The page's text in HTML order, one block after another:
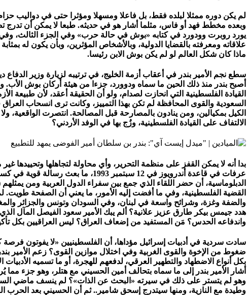
لم يكن دوره ممثلا لبلده فقط، بل فاعلا ومسهلا ومؤثرا حتى في
وبعده مخطط فهد أو فاس، مثلما أشار هو في حديثه. طبعا لا يمكن أن تدرج
علاقاته ومعرفته بالقضايا الدولية، وبالأشخاص المؤثرين، وبأن يكون له
ماذا كان شكل العالم لو لم يكن بوش الابن رئيسا.
سطع نجم الأمير بندر في أعقاب أزمة الخليج، في ترتيبه لزيارة وزير
أصبح بندر منذ ذلك الحين ما سماه ودوورد، جزءا من هيئة أركان بوش
القيادة الفلسطينية التي انحازت لصدام، ولو أن الحقيقة أعقد، لأن
السعودية والقوى المحافظة لم تكن بهذا التمييز، وكانت ترى انسحاب
الكيل بمكيالين، ومن ينادون بالمصارحة قبل المصالحة. انتصرت
الالتفاف على القيادة الفلسطينية، وزُج بها في الوفد الأردني؟
بدا أنه لا يمكن القفز على منظمة التحرير، وأي محاولة لتجاهلها
عرفات في قاعدة أندرويوز في 12
الدبلوماسية، أن حضر اللقاء الذي جمع بين سفراء الدول العربية ومن
القضية الفلسطينية، وفي ما أفضت إليه الأمور، ما يعني أن الصفحة
والضفة وغزة، وشرائح واسعة في لبنان، وفي السودان وتونس والجزائر
هدد جيمس بيكر طارق عزيز علانية؟ ألم يبك الأمير سعود الفيصل المآل
واندفاعه الحدس؟ مَن المستفيد من إضعاف العراق؟ ليس العراقيين بكل تأكيد،
سادت سردية في أدبيات إسرائيل مؤداها، أن الفلسطينيين «لا يفوتون
بكل أنواع الاضطهاد والتطهير العرقي، لدفعهم للهجرة، أو ما تسميه
أشار الأمير بندر إلى ما سماه بتحالف أمين الحسيني مع هتلر، وهو جزء مما
وهو لم يتستر على ذلك في سيرته «البحث عن الذات»؟ لم ينسف ماضي
وطيدة مع النازية، ومنها سيتدرج إسحق شامير.. ثم أن الحسيني بعد الحرب